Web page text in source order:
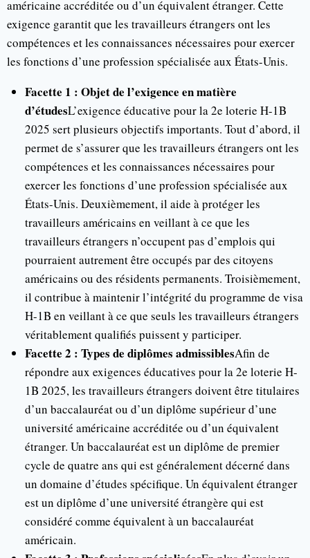
américaine accréditée ou d’un équivalent étranger. Cette
exigence garantit que les travailleurs étrangers ont les
compétences et les connaissances nécessaires pour exercer
les fonctions d’une profession spécialisée aux États-Unis.
Facette 1 : Objet de l’exigence en matière
d’étudesL’exigence éducative pour la 2e loterie H-1B
2025 sert plusieurs objectifs importants. Tout d’abord, il
permet de s’assurer que les travailleurs étrangers ont les
compétences et les connaissances nécessaires pour
exercer les fonctions d’une profession spécialisée aux
États-Unis. Deuxièmement, il aide à protéger les
travailleurs américains en veillant à ce que les
travailleurs étrangers n’occupent pas d’emplois qui
pourraient autrement être occupés par des citoyens
américains ou des résidents permanents. Troisièmement,
il contribue à maintenir l’intégrité du programme de visa
H-1B en veillant à ce que seuls les travailleurs étrangers
véritablement qualifiés puissent y participer.
Facette 2 : Types de diplômes admissiblesAfin de
répondre aux exigences éducatives pour la 2e loterie H-
1B 2025, les travailleurs étrangers doivent être titulaires
d’un baccalauréat ou d’un diplôme supérieur d’une
université américaine accréditée ou d’un équivalent
étranger. Un baccalauréat est un diplôme de premier
cycle de quatre ans qui est généralement décerné dans
un domaine d’études spécifique. Un équivalent étranger
est un diplôme d’une université étrangère qui est
considéré comme équivalent à un baccalauréat
américain.